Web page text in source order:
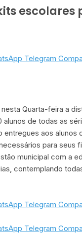
Telegram
Quarta-feira a
de todas as
aos
para seus
municipal com a
contemplando
Telegram
Telegram